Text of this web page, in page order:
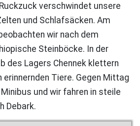
verschwindet unsere
und Schlafsäcken. Am
wir nach dem
Steinböcke. In der
des Lagers Chennek klettern
erinnernden Tiere. Gegen Mittag
und wir fahren in steile
Debark.